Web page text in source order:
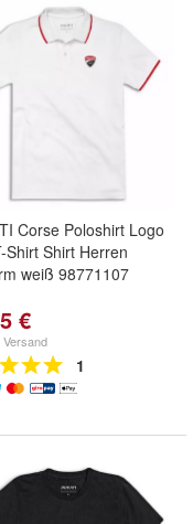
Corse Poloshirt Logo
Shirt Shirt Herren
weiß 98771107
€
Versand
1